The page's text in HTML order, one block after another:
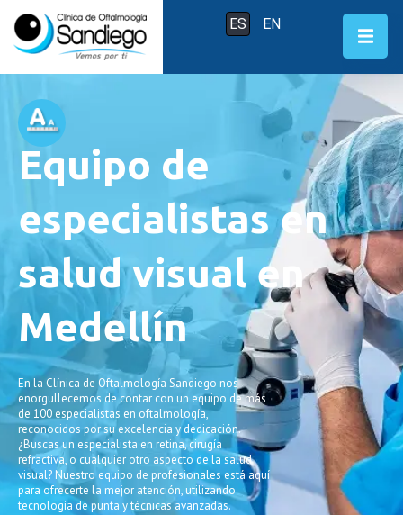
ES EN
Equipo de
especialistas en
salud visual en
Medellín
En la Clínica de Oftalmología Sandiego nos
enorgullecemos de contar con un equipo de más
de 100 especialistas en oftalmología,
reconocidos por su excelencia y dedicación.
¿Buscas un especialista en retina, cirugía
refractiva, o cualquier otro aspecto de la salud
visual? Nuestro equipo de profesionales está aquí
para ofrecerte la mejor atención, utilizando
tecnología de punta y técnicas avanzadas.